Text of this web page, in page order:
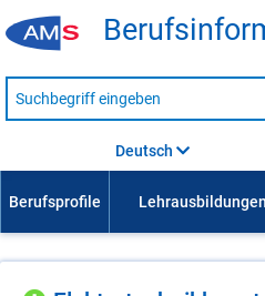
Suche
nach
Deutsch